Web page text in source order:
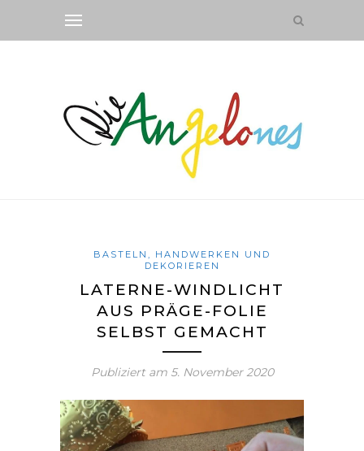
BASTELN, HANDWERKEN UND
DEKORIEREN
LATERNE-WINDLICHT
AUS PRÄGE-FOLIE
SELBST GEMACHT
Publiziert am 5. November 2020